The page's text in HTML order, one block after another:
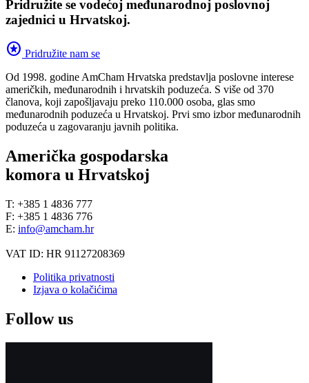
Pridružite se vodećoj međunarodnoj poslovnoj
zajednici u Hrvatskoj.
stars Pridružite nam se
Od 1998. godine AmCham Hrvatska predstavlja poslovne interese
američkih, međunarodnih i hrvatskih poduzeća. S više od 370
članova, koji zapošljavaju preko 110.000 osoba, glas smo
međunarodnih poduzeća u Hrvatskoj. Prvi smo izbor međunarodnih
poduzeća u zagovaranju javnih politika.
Američka gospodarska
komora u Hrvatskoj
T: +385 1 4836 777
F: +385 1 4836 776
E: info@amcham.hr
VAT ID: HR 91127208369
Politika privatnosti
Izjava o kolačićima
Follow us